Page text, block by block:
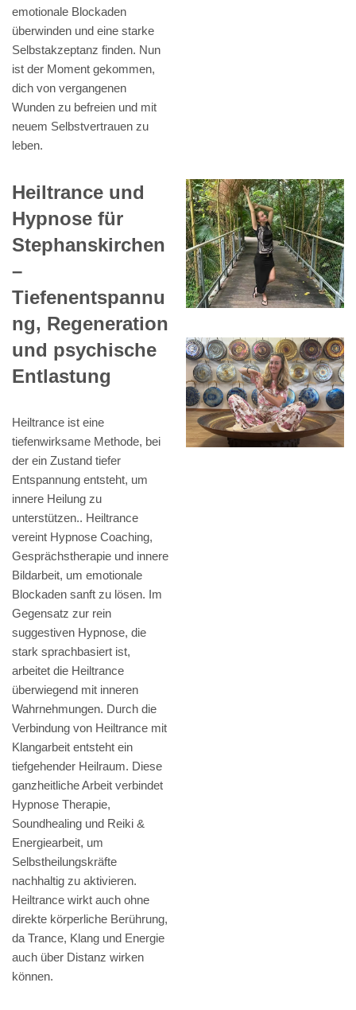
emotionale Blockaden
überwinden und eine starke
Selbstakzeptanz finden. Nun
ist der Moment gekommen,
dich von vergangenen
Wunden zu befreien und mit
neuem Selbstvertrauen zu
leben.
Heiltrance und
Hypnose für
Stephanskirchen
–
Tiefenentspannu
ng, Regeneration
und psychische
Entlastung
Heiltrance ist eine
tiefenwirksame Methode, bei
der ein Zustand tiefer
Entspannung entsteht, um
innere Heilung zu
unterstützen.. Heiltrance
vereint Hypnose Coaching,
Gesprächstherapie und innere
Bildarbeit, um emotionale
Blockaden sanft zu lösen. Im
Gegensatz zur rein
suggestiven Hypnose, die
stark sprachbasiert ist,
arbeitet die Heiltrance
überwiegend mit inneren
Wahrnehmungen. Durch die
Verbindung von Heiltrance mit
Klangarbeit entsteht ein
tiefgehender Heilraum. Diese
ganzheitliche Arbeit verbindet
Hypnose Therapie,
Soundhealing und Reiki &
Energiearbeit, um
Selbstheilungskräfte
nachhaltig zu aktivieren.
Heiltrance wirkt auch ohne
direkte körperliche Berührung,
da Trance, Klang und Energie
auch über Distanz wirken
können.